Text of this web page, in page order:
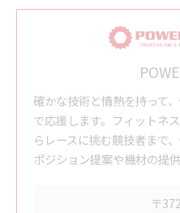
確かな技術と情熱を持って
で応援します。フィットネ
らレースに挑む競技者まで
ポジション提案や機材の提
〒